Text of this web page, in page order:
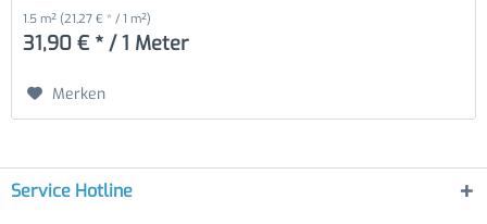
1.5 m² (21,27 € * / 1 m²)
31,90 € * / 1 Meter
Merken
Service Hotline